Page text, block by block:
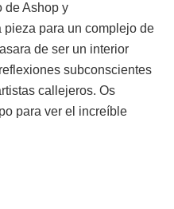
de Ashop y
pieza para un complejo de
de ser un interior
subconscientes
callejeros. Os
para ver el increíble